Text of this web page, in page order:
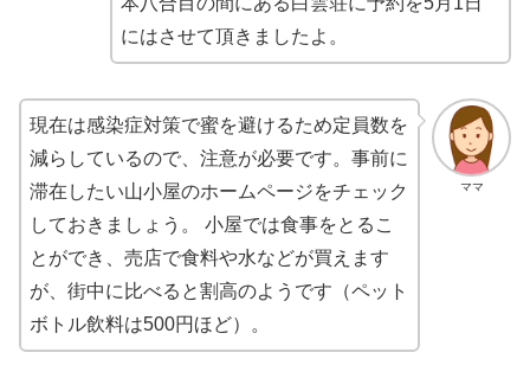
にはさせて頂きましたよ。
ママ
現在は感染症対策で蜜を避けるため定員数を
減らしているので、注意が必要です。事前に
滞在したい山小屋のホームページをチェック
しておきましょう。 小屋では食事をとるこ
とができ、売店で食料や水などが買えます
が、街中に比べると割高のようです（ペット
ボトル飲料は500円ほど）。